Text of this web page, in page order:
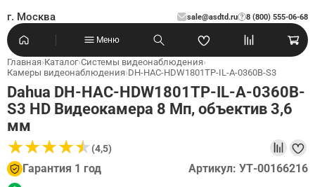
г. Москва sale@asdtd.ru 8 (800) 555-06-68
?
Меню
Главная›Каталог›Системы видеонаблюдения›
Камеры видеонаблюдения›DH-HAC-HDW1801TP-IL-A-0360B-S3
Dahua DH-HAC-HDW1801TP-IL-A-0360B-
S3 HD Видеокамера 8 Мп, объектив 3,6
мм
★★★★★
★★★★★(4,5)
Гарантия 1 год Артикул: УТ-00166216